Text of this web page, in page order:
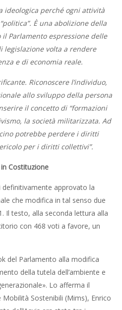
ideologica perché ogni attività
È una abolizione della
Parlamento espressione delle
volta a rendere
e di economia reale.
Riconoscere l’individuo,
allo sviluppo della persona
il concetto di “formazioni
la società militarizzata. Ad
potrebbe perdere i diritti
per i diritti collettivi”.
Costituzione
definitivamente approvato la
che modifica in tal senso due
Il testo, alla seconda lettura alla
con 468 voti a favore, un
del Parlamento alla modifica
della tutela dell’ambiente e
Lo afferma il
Sostenibili (Mims), Enrico